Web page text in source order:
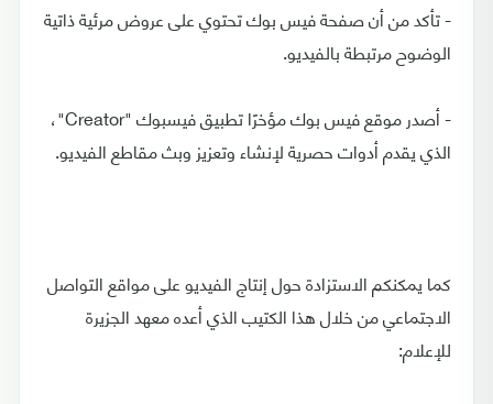
- تأكد من أن صفحة فيس بوك تحتوي على عروض مرئية ذاتية
الوضوح مرتبطة بالفيديو.
- أصدر موقع فيس بوك مؤخرًا تطبيق فيسبوك "Creator"،
الذي يقدم أدوات حصرية لإنشاء وتعزيز وبث مقاطع الفيديو.
كما يمكنكم الاستزادة حول إنتاج الفيديو على مواقع التواصل
الاجتماعي من خلال هذا الكتيب الذي أعده معهد الجزيرة
للإعلام: